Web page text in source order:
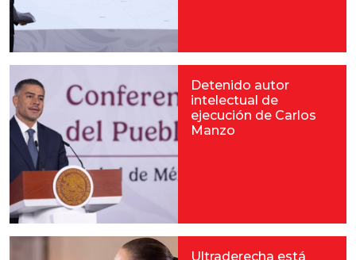
Detenido autor
intelectual de
ejecución de Carlos
Manzo
Ultraderecha está